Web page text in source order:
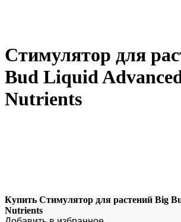
Стимулятор для
Bud Liquid
Nutrients
Купить Стимулятор для растений Big
Nutrients